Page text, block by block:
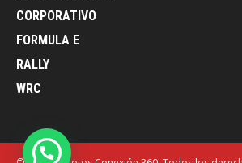
CORPORATIVO
FORMULA E
RALLY
WRC